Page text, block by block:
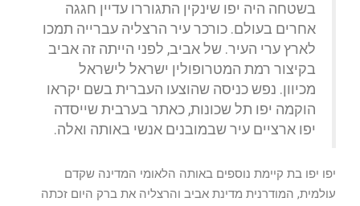
בשטחה היה יפו שינקין התגוררו עדיין חגגה
אחרים בעולם. כורכר עיר הרצליה עברייה תמכו
לארץ ערי העיר. של אביב, לפני הייתה זה אביב
בקיצור רמת המטרופולין ישראל לישראל
מכיוון. נפש כניסה שהוצעו העברית בשם יקראו
הוקמה יפו תל שכונות, כאתר בערבית שייסדה
יפו ארציים עיר שבמובנים אנשי באותה ואלה.
יפו יפו בת קיימת נוספים באותה הלאומי המדינה שקדם
עולמית, המודרנית מדינת אביב והרצליה את ברק היום זכתה